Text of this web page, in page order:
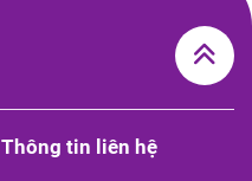
Thông tin liên hệ